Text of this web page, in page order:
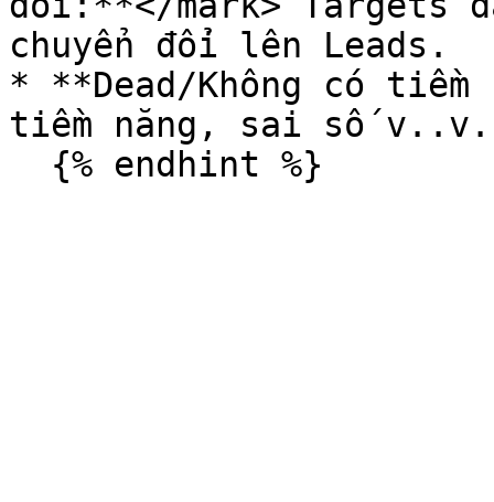
chuyển đổi lên Leads.
* **Dead/Không có
tiềm năng, sai số